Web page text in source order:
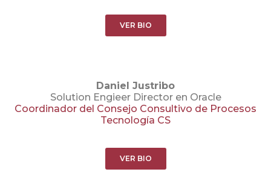
VER BIO
Daniel Justribo
Solution Engieer Director en Oracle
Coordinador del Consejo Consultivo de Procesos
Tecnología CS
VER BIO